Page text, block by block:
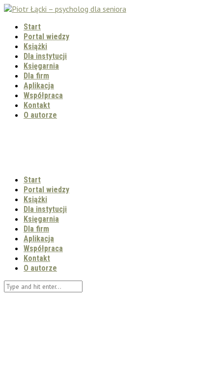
Start
Portal wiedzy
Książki
Dla instytucji
Księgarnia
Dla firm
Aplikacja
Współpraca
Kontakt
O autorze
Start
Portal wiedzy
Książki
Dla instytucji
Księgarnia
Dla firm
Aplikacja
Współpraca
Kontakt
O autorze